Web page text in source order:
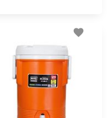
favorite